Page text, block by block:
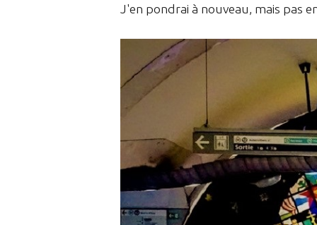
J'en pondrai à nouveau, mais pas